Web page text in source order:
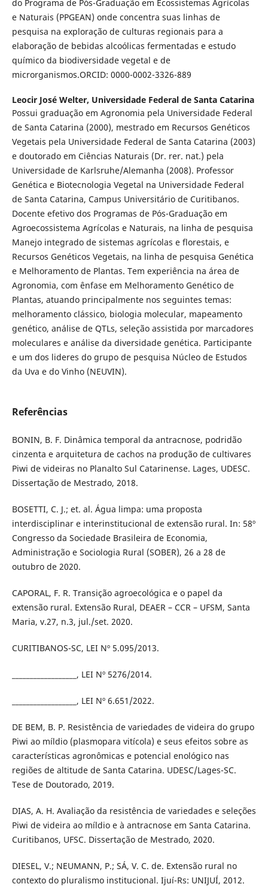
do Programa de Pós-Graduação em Ecossistemas Agrícolas
e Naturais (PPGEAN) onde concentra suas linhas de
pesquisa na exploração de culturas regionais para a
elaboração de bebidas alcoólicas fermentadas e estudo
químico da biodiversidade vegetal e de
microrganismos.ORCID: 0000-0002-3326-889
Leocir José Welter, Universidade Federal de Santa Catarina
Possui graduação em Agronomia pela Universidade Federal
de Santa Catarina (2000), mestrado em Recursos Genéticos
Vegetais pela Universidade Federal de Santa Catarina (2003)
e doutorado em Ciências Naturais (Dr. rer. nat.) pela
Universidade de Karlsruhe/Alemanha (2008). Professor
Genética e Biotecnologia Vegetal na Universidade Federal
de Santa Catarina, Campus Universitário de Curitibanos.
Docente efetivo dos Programas de Pós-Graduação em
Agroecossistema Agrícolas e Naturais, na linha de pesquisa
Manejo integrado de sistemas agrícolas e florestais, e
Recursos Genéticos Vegetais, na linha de pesquisa Genética
e Melhoramento de Plantas. Tem experiência na área de
Agronomia, com ênfase em Melhoramento Genético de
Plantas, atuando principalmente nos seguintes temas:
melhoramento clássico, biologia molecular, mapeamento
genético, análise de QTLs, seleção assistida por marcadores
moleculares e análise da diversidade genética. Participante
e um dos lideres do grupo de pesquisa Núcleo de Estudos
da Uva e do Vinho (NEUVIN).
Referências
BONIN, B. F. Dinâmica temporal da antracnose, podridão
cinzenta e arquitetura de cachos na produção de cultivares
Piwi de videiras no Planalto Sul Catarinense. Lages, UDESC.
Dissertação de Mestrado, 2018.
BOSETTI, C. J.; et. al. Água limpa: uma proposta
interdisciplinar e interinstitucional de extensão rural. In: 58º
Congresso da Sociedade Brasileira de Economia,
Administração e Sociologia Rural (SOBER), 26 a 28 de
outubro de 2020.
CAPORAL, F. R. Transição agroecológica e o papel da
extensão rural. Extensão Rural, DEAER – CCR – UFSM, Santa
Maria, v.27, n.3, jul./set. 2020.
CURITIBANOS-SC, LEI Nº 5.095/2013.
__________________, LEI Nº 5276/2014.
__________________, LEI Nº 6.651/2022.
DE BEM, B. P. Resistência de variedades de videira do grupo
Piwi ao míldio (plasmopara vitícola) e seus efeitos sobre as
características agronômicas e potencial enológico nas
regiões de altitude de Santa Catarina. UDESC/Lages-SC.
Tese de Doutorado, 2019.
DIAS, A. H. Avaliação da resistência de variedades e seleções
Piwi de videira ao míldio e à antracnose em Santa Catarina.
Curitibanos, UFSC. Dissertação de Mestrado, 2020.
DIESEL, V.; NEUMANN, P.; SÁ, V. C. de. Extensão rural no
contexto do pluralismo institucional. Ijuí-Rs: UNIJUÍ, 2012.